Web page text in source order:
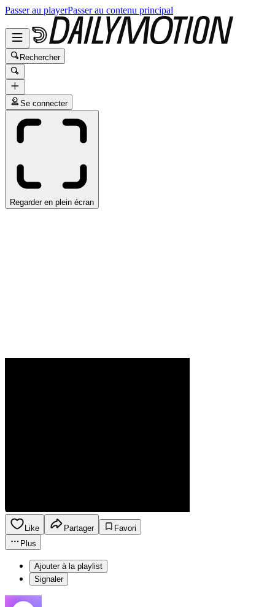
Passer au playerPasser au contenu principal
Rechercher
Se connecter
Regarder en plein écran
Like Partager
Favori
Plus
Ajouter à la playlist
Signaler